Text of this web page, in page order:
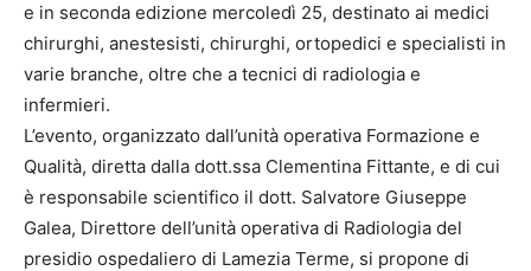
e in seconda edizione mercoledì 25, destinato ai medici
chirurghi, anestesisti, chirurghi, ortopedici e specialisti in
varie branche, oltre che a tecnici di radiologia e
infermieri.
L’evento, organizzato dall’unità operativa Formazione e
Qualità, diretta dalla dott.ssa Clementina Fittante, e di cui
è responsabile scientifico il dott. Salvatore Giuseppe
Galea, Direttore dell’unità operativa di Radiologia del
presidio ospedaliero di Lamezia Terme, si propone di